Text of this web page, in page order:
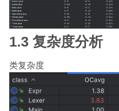
1.3 复杂度分析
类复杂度